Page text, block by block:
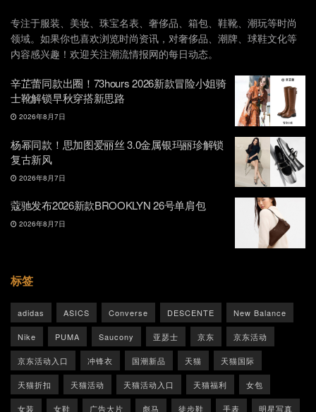
专注于服装、美妆、珠宝名表、奢侈品、箱包、鞋靴、潮玩等时尚
领域。如果你也喜欢浏览时尚资讯，对奢侈品、潮牌、球鞋文化等
内容感兴趣！欢迎关注潮流情报网的每日动态。
辛芷蕾同款出圈！73hours 2026新款冒险小姐骑
士靴解锁早秋穿搭新思路
2026年8月7日
杨幂同款！思加图爱丽丝 3.0金属银玛丽珍解锁
复古新风
2026年8月7日
蔻驰发布2026新款BROOKLYN 26号单肩包
2026年8月7日
标签
adidas ASICS Converse DESCENTE New Balance
Nike PUMA Saucony 亚瑟士 京东 京东活动
京东活动入口 冲锋衣 国潮新品 天猫 天猫国际
天猫折扣 天猫活动 天猫活动入口 天猫福利 女包
女装 女鞋 广告大片 彪马 徒步鞋 手表 明星写真